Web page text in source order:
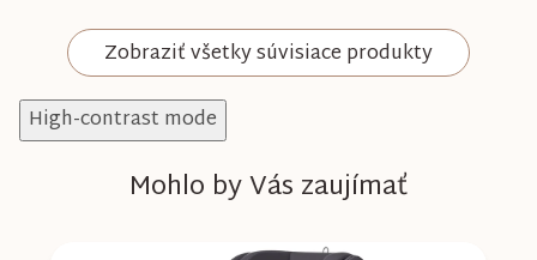
Zobraziť všetky súvisiace produkty
High-contrast mode
Mohlo by Vás zaujímať